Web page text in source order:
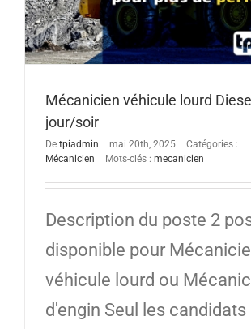
Mécanicien véhicule lourd
jour/soir
De tpiadmin mai 20th, 2025
Catégories :
Mécanicien
Mots-clés : mecanicien
Description du poste 2
disponible pour
véhicule lourd ou
d'engin Seul les candidats